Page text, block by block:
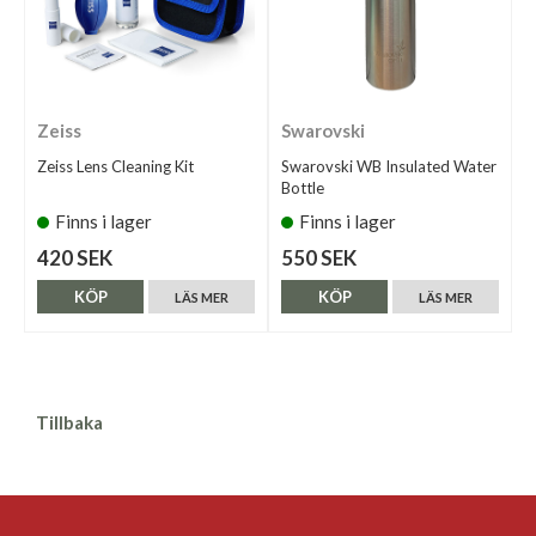
Zeiss
Zeiss Lens Cleaning Kit
Finns i lager
420 SEK
LÄS MER
KÖP
Swarovski
Swarovski WB Insulated Water
Bottle
Finns i lager
550 SEK
LÄS MER
KÖP
Tillbaka